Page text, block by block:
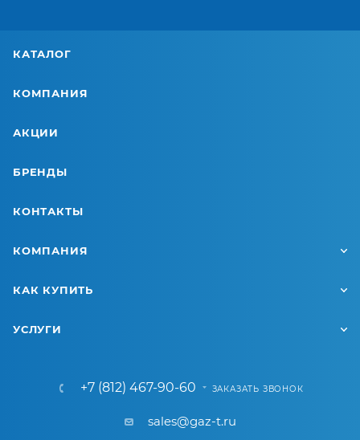
КАТАЛОГ
КОМПАНИЯ
АКЦИИ
БРЕНДЫ
КОНТАКТЫ
КОМПАНИЯ
КАК КУПИТЬ
УСЛУГИ
+7 (812) 467-90-60 ЗАКАЗАТЬ ЗВОНОК
sales@gaz-t.ru